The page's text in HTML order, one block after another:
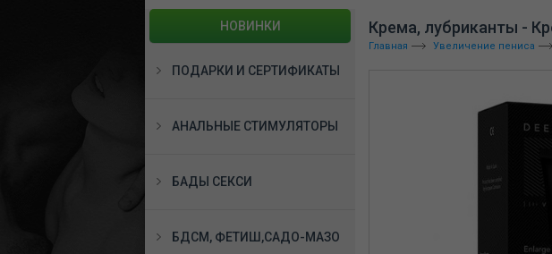
НОВИНКИ
ПОДАРКИ И СЕРТИФИКАТЫ
АНАЛЬНЫЕ СТИМУЛЯТОРЫ
БАДЫ СЕКСИ
БДСМ, ФЕТИШ,САДО-МАЗО
Крема, лубриканты -
Главная Увеличение пениса